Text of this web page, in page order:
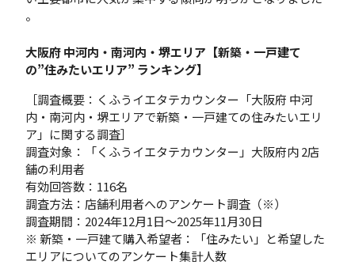
。
大阪府 中河内・南河内・堺エリア【新築・一戸建て
の”住みたいエリア” ランキング】
［調査概要：くふうイエタテカウンター「大阪府 中河
内・南河内・堺エリアで新築・一戸建ての住みたいエリ
ア」に関する調査］
調査対象：「くふうイエタテカウンター」大阪府内 2店
舗の利用者
有効回答数：116名
調査方法：店舗利用者へのアンケート調査（※）
調査期間：2024年12月1日〜2025年11月30日
※ 新築・一戸建て購入希望者：「住みたい」と希望した
エリアについてのアンケート集計人数